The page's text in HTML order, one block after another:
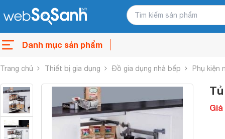
Danh mục sản phẩm
Trang chủ Thiết bị gia dụng Đồ gia dụng nhà bếp Phụ kiện
Giá